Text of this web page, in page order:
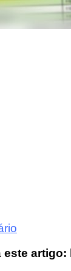
este artigo: